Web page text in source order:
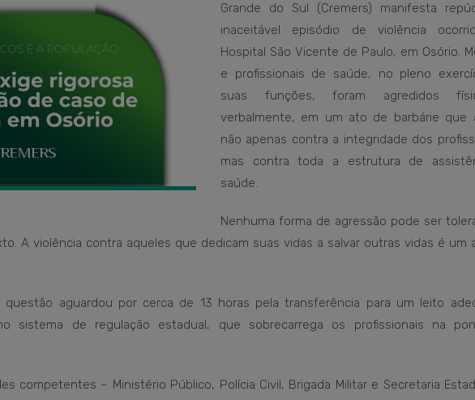
Grande do Sul (Cremers) manifesta
inaceitável episódio de violência
Hospital São Vicente de Paulo, em Osório.
e profissionais de saúde, no pleno
suas funções, foram agredidos
verbalmente, em um ato de barbárie que
não apenas contra a integridade dos
mas contra toda a estrutura de
saúde.
Nenhuma forma de agressão pode ser
A violência contra aqueles que dedicam suas vidas a salvar outras vidas é um
aguardou por cerca de 13 horas pela transferência para um leito
sistema de regulação estadual, que sobrecarrega os profissionais na
competentes – Ministério Público, Polícia Civil, Brigada Militar e Secretaria